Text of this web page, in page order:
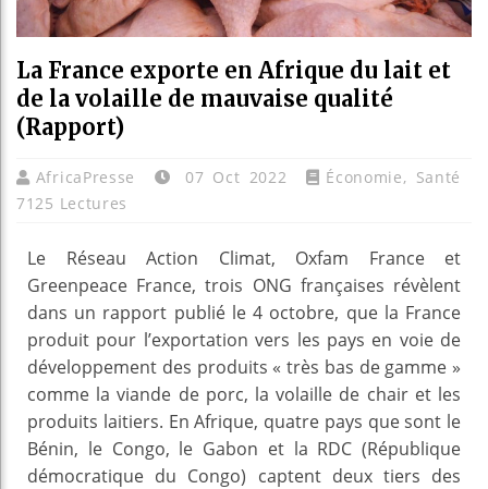
La France exporte en Afrique du lait et
de la volaille de mauvaise qualité
(Rapport)
AfricaPresse 07 Oct 2022 Économie, Santé
7125 Lectures
Le Réseau Action Climat, Oxfam France et
Greenpeace France, trois ONG françaises révèlent
dans un rapport publié le 4 octobre, que la France
produit pour l’exportation vers les pays en voie de
développement des produits « très bas de gamme »
comme la viande de porc, la volaille de chair et les
produits laitiers. En Afrique, quatre pays que sont le
Bénin, le Congo, le Gabon et la RDC (République
démocratique du Congo) captent deux tiers des